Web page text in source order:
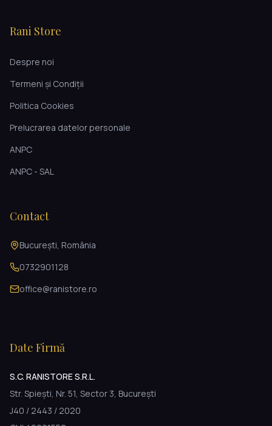
Rani Store
Despre noi
Termeni și Condiții
Politica Cookies
Prelucrarea datelor personale
ANPC
ANPC - SAL
Contact
București, România
0732901128
office@ranistore.ro
Date Firmă
S.C. RANISTORE S.R.L.
Str. Spiești, Nr. 51, Sector 3, București
J40 / 2443 / 2020